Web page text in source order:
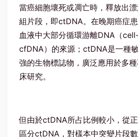
當癌細胞壞死或凋亡時，釋放出
組片段，即ctDNA。在晚期癌症
血液中大部分循環游離DNA（
cfDNA）的來源；ctDNA是一種
強的生物標誌物，廣泛應用於多
床研究。
但由於ctDNA所占比例較小，從
區分ctDNA，對樣本中突變片段